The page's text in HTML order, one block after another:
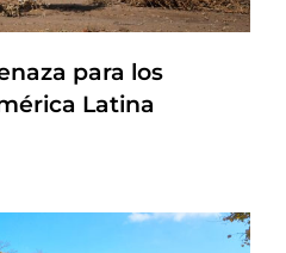
para los
Latina